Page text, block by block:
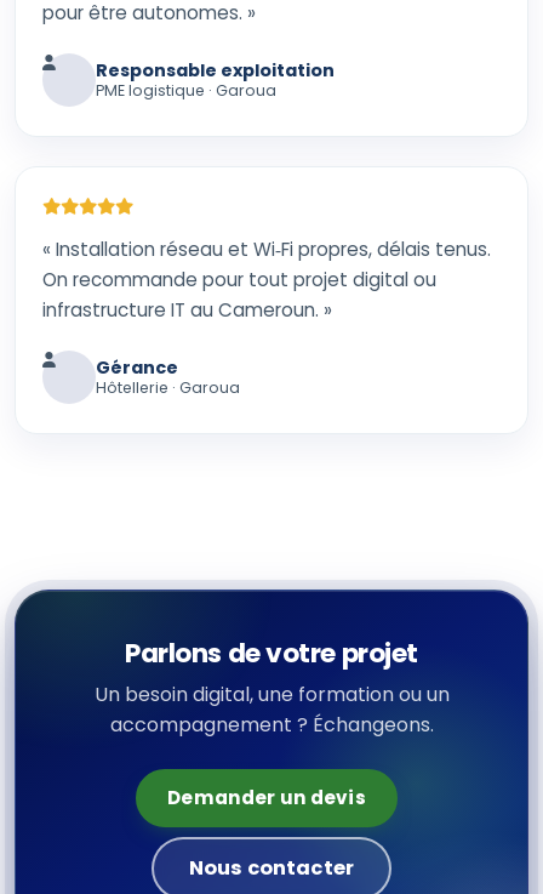
pour être autonomes. »
Responsable exploitation
PME logistique · Garoua
« Installation réseau et Wi‑Fi propres, délais tenus.
On recommande pour tout projet digital ou
infrastructure IT au Cameroun. »
Gérance
Hôtellerie · Garoua
Parlons de votre projet
Un besoin digital, une formation ou un
accompagnement ? Échangeons.
Demander un devis
Nous contacter